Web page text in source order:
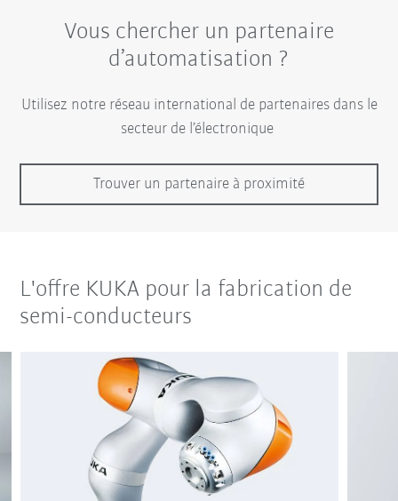
Vous chercher un partenaire
d’automatisation ?
Utilisez notre réseau international de partenaires dans le
secteur de l’électronique
Trouver un partenaire à proximité
L'offre KUKA pour la fabrication de
semi-conducteurs